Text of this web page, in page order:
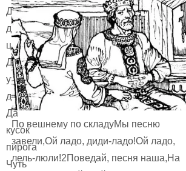
Да
десяток
цыпляток,
Да
утяток
десяток,
Да
кусок
пирога
Чуть
По вешнему по складуМы песню
завели,Ой ладо, диди-ладо!Ой ладо,
лель-люли!2Поведай, песня наша,На